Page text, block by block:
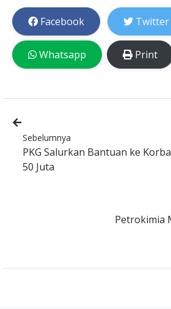
Facebook Twitter
Whatsapp Print
Sebelumnya
PKG Salurkan Bantuan ke
50 Juta
Petrokimia